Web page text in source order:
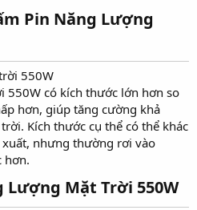
Pin Năng Lượng
550W có kích thước lớn hơn so
hơn, giúp tăng cường khả
Kích thước cụ thể có thể khác
nhưng thường rơi vào
hơn.
Lượng Mặt Trời 550W